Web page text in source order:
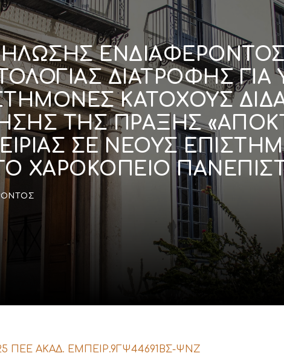
ΔΙΑΤΡΟΦΗΣ
ΚΑΤΟΧΟΥΣ
ΤΗΣ ΠΡΑΞΗΣ
ΣΕ ΝΕΟΥΣ
ΧΑΡΟΚΟΠΕΙΟ
ΠΕΕ ΑΚΑΔ. ΕΜΠΕΙΡ.9ΓΨ44691ΒΣ-ΨΝΖ